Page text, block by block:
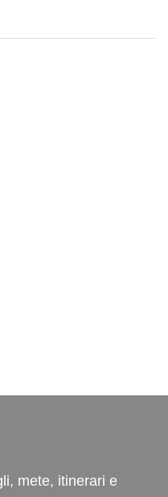
mete, itinerari e